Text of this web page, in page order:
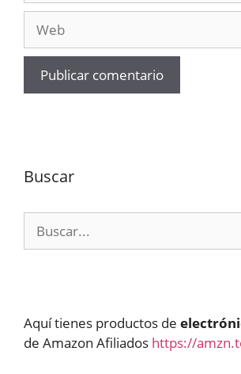
Buscar
Aquí tienes productos de
de Amazon Afiliados https://